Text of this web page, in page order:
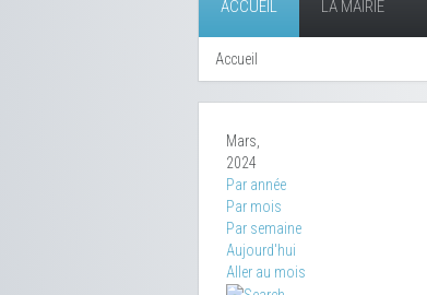
ACCUEIL LA MAIRIE
Accueil
Mars,
2024
Par année
Par mois
Par semaine
Aujourd'hui
Aller au mois